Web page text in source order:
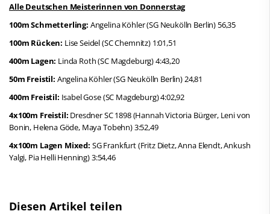
Alle Deutschen Meisterinnen von Donnerstag
100m Schmetterling: Angelina Köhler (SG Neukölln Berlin) 56,35
100m Rücken: Lise Seidel (SC Chemnitz) 1:01,51
400m Lagen: Linda Roth (SC Magdeburg) 4:43,20
50m Freistil: Angelina Köhler (SG Neukölln Berlin) 24,81
400m Freistil: Isabel Gose (SC Magdeburg) 4:02,92
4x100m Freistil: Dresdner SC 1898 (Hannah Victoria Bürger, Leni von
Bonin, Helena Göde, Maya Tobehn) 3:52,49
4x100m Lagen Mixed: SG Frankfurt (Fritz Dietz, Anna Elendt, Ankush
Yalgi, Pia Helli Henning) 3:54,46
Diesen Artikel teilen